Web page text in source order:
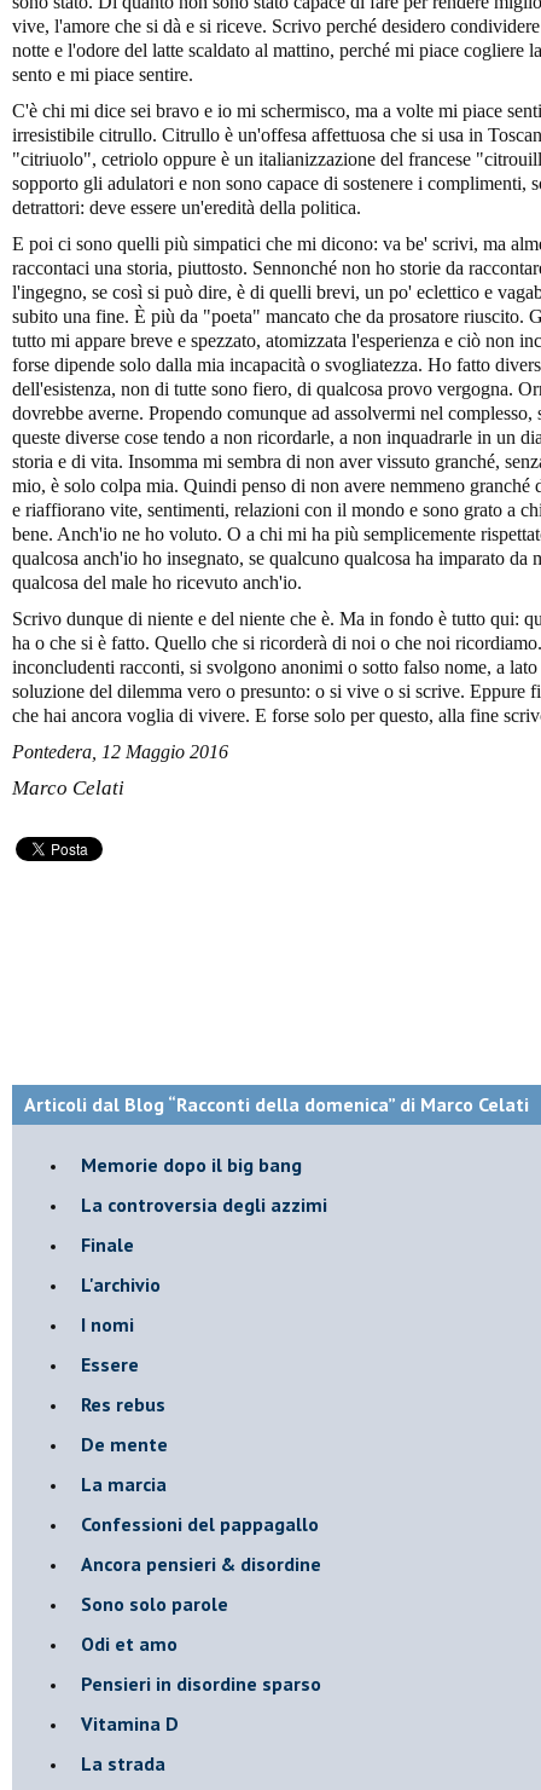
vive, l'amore che si dà e si riceve. Scrivo perché desidero
notte e l'odore del latte scaldato al mattino, perché mi piace cogliere
sento e mi piace sentire.
C'è chi mi dice sei bravo e io mi schermisco, ma a volte mi piace
irresistibile citrullo. Citrullo è un'offesa affettuosa che si usa in
"citriuolo", cetriolo oppure è un italianizzazione del francese
sopporto gli adulatori e non sono capace di sostenere i complimenti,
detrattori: deve essere un'eredità della politica.
E poi ci sono quelli più simpatici che mi dicono: va be' scrivi, ma
raccontaci una storia, piuttosto. Sennonché non ho storie da
l'ingegno, se così si può dire, è di quelli brevi, un po' eclettico e
subito una fine. È più da "poeta" mancato che da prosatore riuscito.
tutto mi appare breve e spezzato, atomizzata l'esperienza e ciò non
forse dipende solo dalla mia incapacità o svogliatezza. Ho fatto
dell'esistenza, non di tutte sono fiero, di qualcosa provo vergogna.
dovrebbe averne. Propendo comunque ad assolvermi nel
queste diverse cose tendo a non ricordarle, a non inquadrarle in un
storia e di vita. Insomma mi sembra di non aver vissuto granché,
mio, è solo colpa mia. Quindi penso di non avere nemmeno granché
e riaffiorano vite, sentimenti, relazioni con il mondo e sono grato a
bene. Anch'io ne ho voluto. O a chi mi ha più semplicemente
qualcosa anch'io ho insegnato, se qualcuno qualcosa ha imparato
qualcosa del male ho ricevuto anch'io.
Scrivo dunque di niente e del niente che è. Ma in fondo è tutto qui:
ha o che si è fatto. Quello che si ricorderà di noi o che noi
inconcludenti racconti, si svolgono anonimi o sotto falso nome, a
soluzione del dilemma vero o presunto: o si vive o si scrive. Eppure
che hai ancora voglia di vivere. E forse solo per questo, alla fine
Pontedera, 12 Maggio 2016
Marco Celati
Articoli dal Blog “Racconti della domenica” di Marco Celati
Memorie dopo il big bang
La controversia degli azzimi
Finale
L'archivio
I nomi
Essere
Res rebus
De mente
La marcia
Confessioni del pappagallo
Ancora pensieri & disordine
Sono solo parole
Odi et amo
Pensieri in disordine sparso
Vitamina D
La strada